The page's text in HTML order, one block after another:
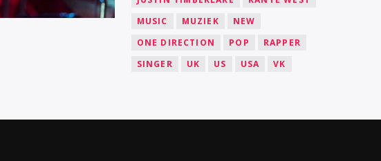
MUSIC
MUZIEK
NEW
ONE DIRECTION
POP
RAPPER
SINGER
UK US USA VK